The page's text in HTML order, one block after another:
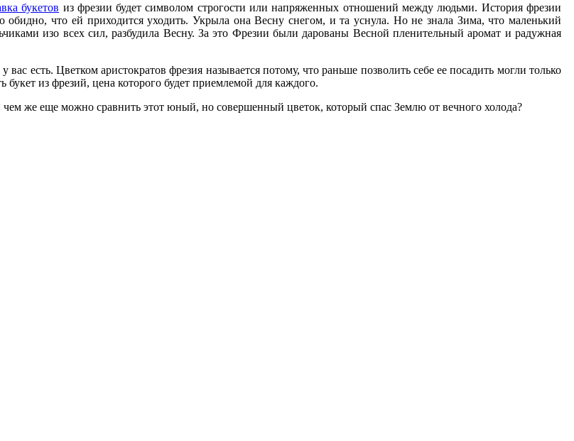
букетов из фрезии будет символом строгости или напряженных отношений между людьми. История фрезии
что ей приходится уходить. Укрыла она Весну снегом, и та уснула. Но не знала Зима, что маленький
изо всех сил, разбудила Весну. За это Фрезии были дарованы Весной пленительный аромат и радужная
вас есть. Цветком аристократов фрезия называется потому, что раньше позволить себе ее посадить могли только
из фрезий, цена которого будет приемлемой для каждого.
же еще можно сравнить этот юный, но совершенный цветок, который спас Землю от вечного холода?